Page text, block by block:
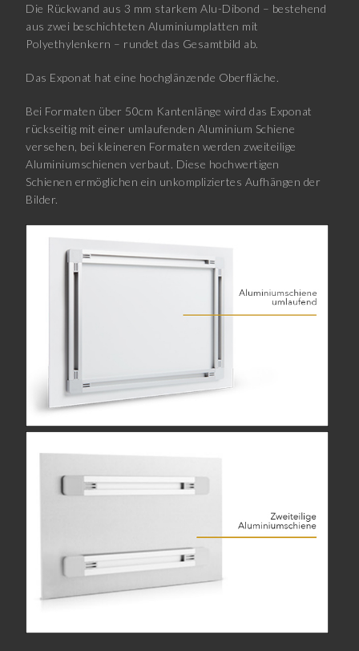
Die Rückwand aus 3 mm starkem Alu-Dibond – bestehend
aus zwei beschichteten Aluminiumplatten mit
Polyethylenkern – rundet das Gesamtbild ab.
Das Exponat hat eine hochglänzende Oberfläche.
Bei Formaten über 50cm Kantenlänge wird das Exponat
rückseitig mit einer umlaufenden Aluminium Schiene
versehen, bei kleineren Formaten werden zweiteilige
Aluminiumschienen verbaut. Diese hochwertigen
Schienen ermöglichen ein unkompliziertes Aufhängen der
Bilder.